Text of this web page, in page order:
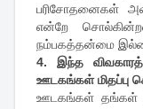
பரிசோதனைகள்
என்றே
நம்பகத்தன்மை
4. இந்த
ஊடகங்கள் மிதப்பு
ஊடகங்கள் தங்கள்